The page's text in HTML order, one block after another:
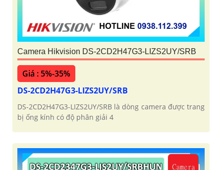
Camera Hikvision DS-2CD2H47G3-LIZS2UY/SRB
Giá : 5%-35%
DS-2CD2H47G3-LIZS2UY/SRB
DS-2CD2H47G3-LIZS2UY/SRB là dòng camera được trang
bị ống kính có độ phân giải 4